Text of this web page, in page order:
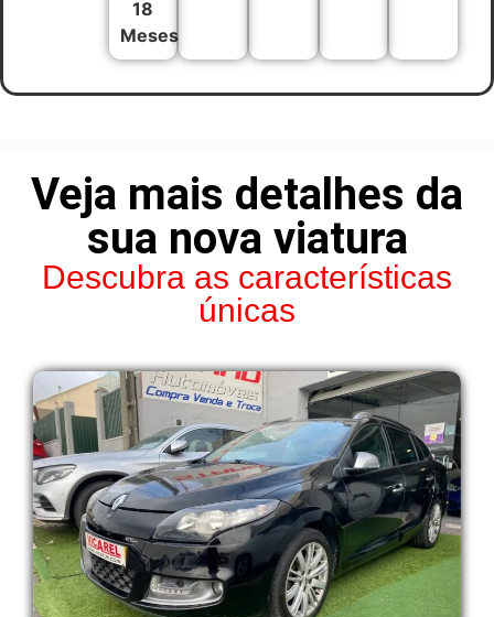
18
Meses
Veja mais detalhes da
sua nova viatura
Descubra as características
únicas